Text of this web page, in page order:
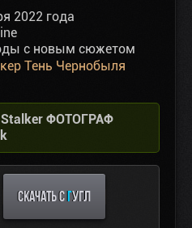
2022 года
с новым сюжетом
Тень Чернобыля
Stalker ФОТОГРАФ
СКАЧАТЬ С ГУГЛ